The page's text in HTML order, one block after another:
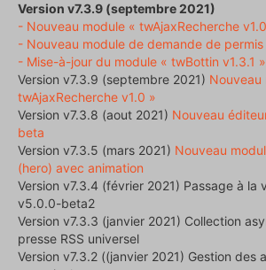
Version v7.3.9 (septembre 2021)
- Nouveau module « twAjaxRecherche
- Nouveau module de demande de permis
- Mise-à-jour du module « twBottin v1.3.1 »
Version v7.3.9 (septembre 2021) Nouveau
twAjaxRecherche v1.0 »
Version v7.3.8 (aout 2021) Nouveau
beta
Version v7.3.5 (mars 2021) Nouveau
(hero) avec animation
Version v7.3.4 (février 2021) Passage à la
v5.0.0-beta2
Version v7.3.3 (janvier 2021) Collection
presse RSS universel
Version v7.3.2 ((janvier 2021) Gestion des